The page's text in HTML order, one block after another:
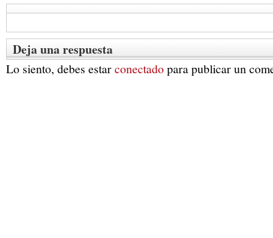
Deja una respuesta
Lo siento, debes estarconectadopara publicar un